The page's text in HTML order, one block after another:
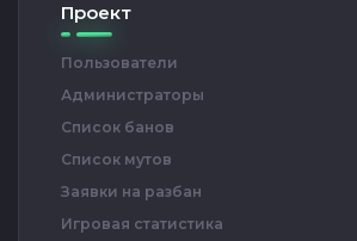
Проект
Пользователи
Администраторы
Список банов
Список мутов
Заявки на разбан
Игровая статистика